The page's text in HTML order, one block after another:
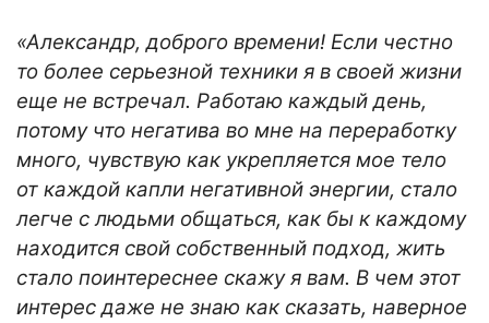
«Александр, доброго времени! Если честно
то более серьезной техники я в своей жизни
еще не встречал. Работаю каждый день,
потому что негатива во мне на переработку
много, чувствую как укрепляется мое тело
от каждой капли негативной энергии, стало
легче с людьми общаться, как бы к каждому
находится свой собственный подход, жить
стало поинтереснее скажу я вам. В чем этот
интерес даже не знаю как сказать, наверное